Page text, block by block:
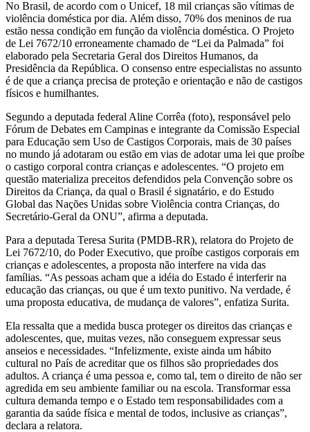
No Brasil, de acordo com o Unicef, 18 mil crianças são vítimas de
violência doméstica por dia. Além disso, 70% dos meninos de rua
estão nessa condição em função da violência doméstica. O Projeto
de Lei 7672/10 erroneamente chamado de “Lei da Palmada” foi
elaborado pela Secretaria Geral dos Direitos Humanos, da
Presidência da República. O consenso entre especialistas no assunto
é de que a criança precisa de proteção e orientação e não de castigos
físicos e humilhantes.
Segundo a deputada federal Aline Corrêa (foto), responsável pelo
Fórum de Debates em Campinas e integrante da Comissão Especial
para Educação sem Uso de Castigos Corporais, mais de 30 países
no mundo já adotaram ou estão em vias de adotar uma lei que proíbe
o castigo corporal contra crianças e adolescentes. “O projeto em
questão materializa preceitos defendidos pela Convenção sobre os
Direitos da Criança, da qual o Brasil é signatário, e do Estudo
Global das Nações Unidas sobre Violência contra Crianças, do
Secretário-Geral da ONU”, afirma a deputada.
Para a deputada Teresa Surita (PMDB-RR), relatora do Projeto de
Lei 7672/10, do Poder Executivo, que proíbe castigos corporais em
crianças e adolescentes, a proposta não interfere na vida das
famílias. “As pessoas acham que a idéia do Estado é interferir na
educação das crianças, ou que é um texto punitivo. Na verdade, é
uma proposta educativa, de mudança de valores”, enfatiza Surita.
Ela ressalta que a medida busca proteger os direitos das crianças e
adolescentes, que, muitas vezes, não conseguem expressar seus
anseios e necessidades. “Infelizmente, existe ainda um hábito
cultural no País de acreditar que os filhos são propriedades dos
adultos. A criança é uma pessoa e, como tal, tem o direito de não ser
agredida em seu ambiente familiar ou na escola. Transformar essa
cultura demanda tempo e o Estado tem responsabilidades com a
garantia da saúde física e mental de todos, inclusive as crianças”,
declara a relatora.